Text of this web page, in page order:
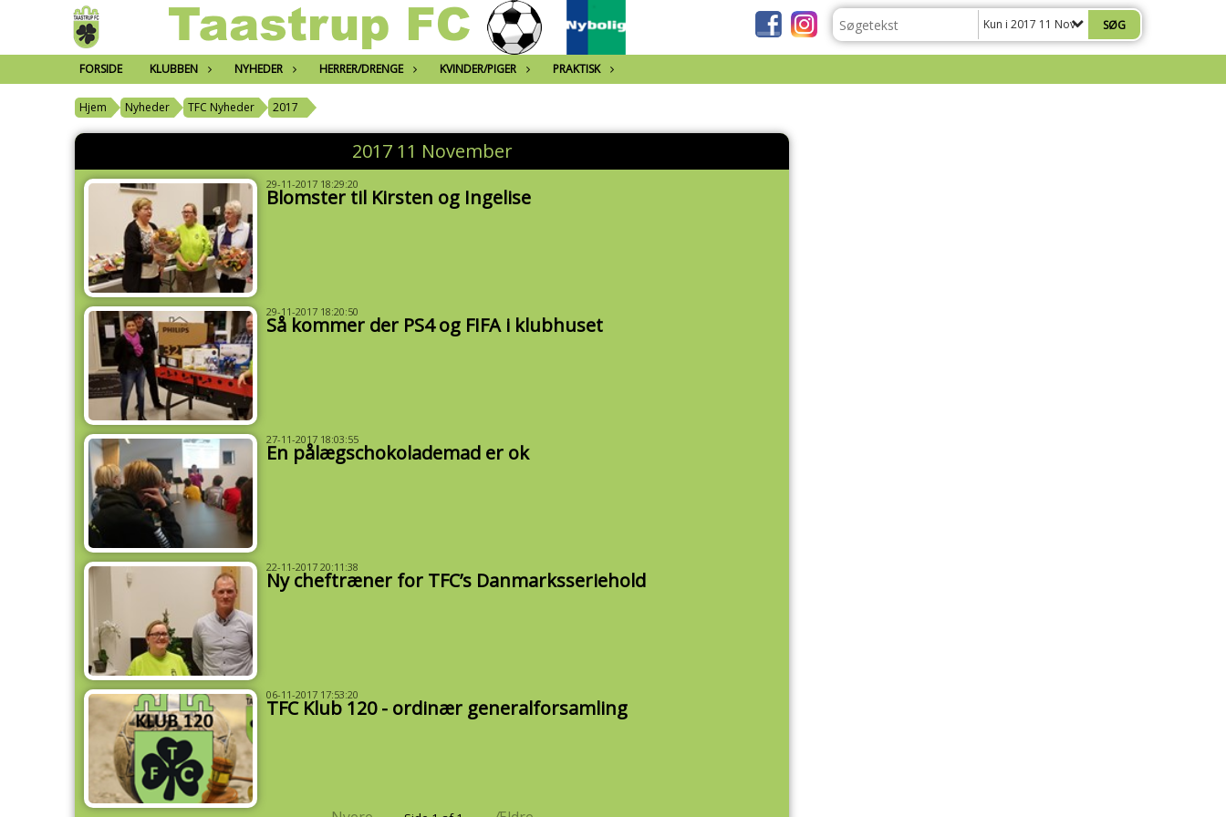
Kun i 2017 11 November
FORSIDE KLUBBEN NYHEDER HERRER/DRENGE KVINDER/PIGER PRAKTISK
Hjem Nyheder TFC Nyheder 2017
2017 11 November
29-11-2017 18:29:20
Blomster til Kirsten og Ingelise
29-11-2017 18:20:50
Så kommer der PS4 og FIFA i klubhuset
27-11-2017 18:03:55
En pålægschokolademad er ok
22-11-2017 20:11:38
Ny cheftræner for TFC’s Danmarksseriehold
06-11-2017 17:53:20
TFC Klub 120 - ordinær generalforsamling